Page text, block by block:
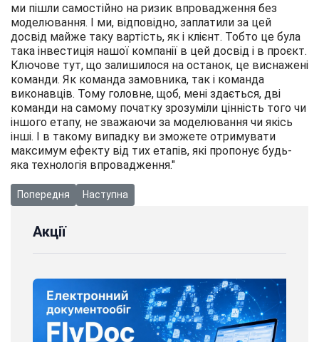
ми пішли самостійно на ризик впровадження без
моделювання. І ми, відповідно, заплатили за цей
досвід майже таку вартість, як і клієнт. Тобто це була
така інвестиція нашої компанії в цей досвід і в проєкт.
Ключове тут, що залишилося на останок, це виснажені
команди. Як команда замовника, так і команда
виконавців. Тому головне, щоб, мені здається, дві
команди на самому початку зрозуміли цінність того чи
іншого етапу, не зважаючи за моделювання чи якісь
інші. І в такому випадку ви зможете отримувати
максимум ефекту від тих етапів, які пропонує будь-
яка технологія впровадження."
Попередня стаття: Стань ближчим до клієнта з мобільним
Попередня Наступна стаття: Нова редакція 2.5 "BAS
Наступна
Акції